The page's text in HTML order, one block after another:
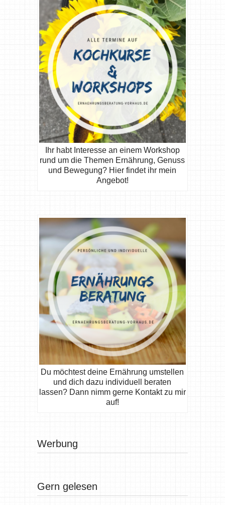
Ihr habt Interesse an einem Workshop
rund um die Themen Ernährung, Genuss
und Bewegung? Hier findet ihr mein
Angebot!
Du möchtest deine Ernährung umstellen
und dich dazu individuell beraten
lassen? Dann nimm gerne Kontakt zu mir
auf!
Werbung
Gern gelesen